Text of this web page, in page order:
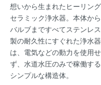
想いから生まれたヒーリング
セラミック浄水器。本体から
バルブまですべてステンレス
製の耐久性にすぐれた浄水器
は、電気などの動力を使用せ
ず、水道水圧のみで稼働する
シンプルな構造体。